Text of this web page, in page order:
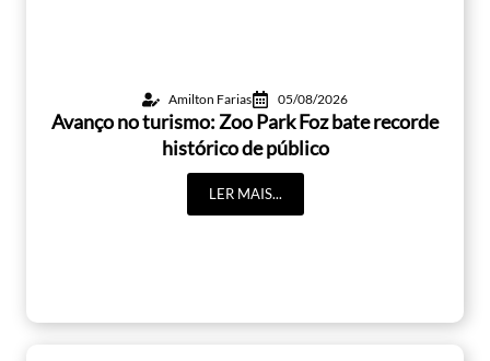
Amilton Farias 05/08/2026
Avanço no turismo: Zoo Park Foz bate recorde
histórico de público
LER MAIS...